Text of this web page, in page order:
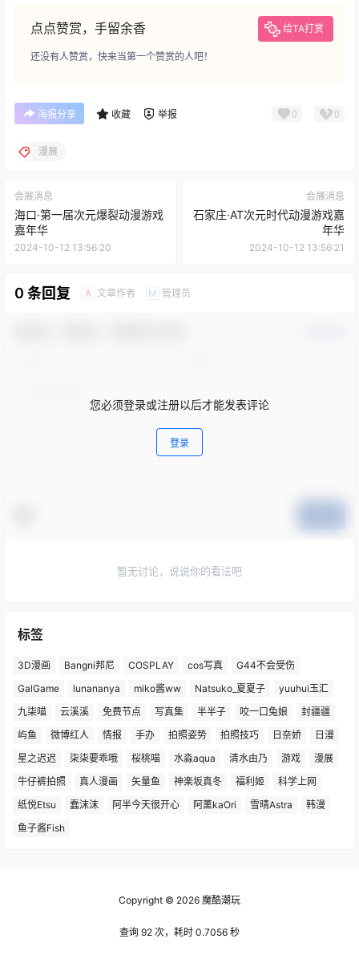
点点赞赏，手留余香 给TA打赏
还没有人赞赏，快来当第一个赞赏的人吧！
海报分享 收藏 举报 0 0
漫展
会展消息
海口·第一届次元爆裂动漫游戏
嘉年华
2024-10-12 13:56:20
会展消息
石家庄·AT次元时代动漫游戏嘉
年华
2024-10-12 13:56:21
0 条回复 A 文章作者 M 管理员
您必须登录或注册以后才能发表评论
登录
暂无讨论，说说你的看法吧
标签
3D漫画 Bangni邦尼 COSPLAY cos写真
G44不会受伤
GalGame
lunananya miko酱ww Natsuko_夏夏子
yuuhui玉汇
九柒喵
云溪溪 免费节点 写真集 半半子 咬一口兔娘
封疆疆
屿鱼
微博红人 情报 手办 拍照姿势 拍照技巧 日奈娇
日漫
星之迟迟
柒柒要乖哦 桜桃喵 水淼aqua 清水由乃 游戏
漫展
牛仔裤拍照
真人漫画 矢量鱼 神楽坂真冬 福利姬
科学上网
纸悦Etsu
蠢沫沫 阿半今天很开心 阿薰kaOri 雪晴Astra
韩漫
鱼子酱Fish
Copyright © 2026 魔酷潮玩
查询 92 次，耗时 0.7056 秒